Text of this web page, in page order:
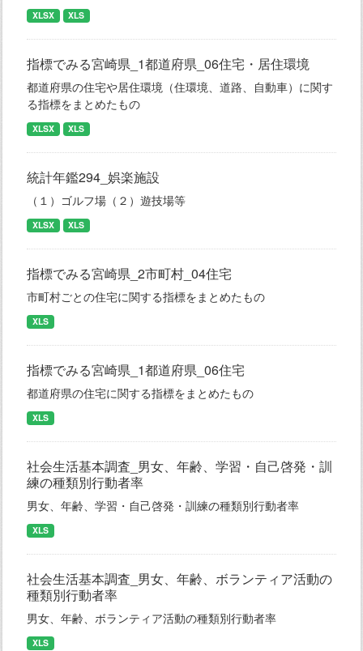
XLSX XLS
指標でみる宮崎県_1都道府県_06住宅・居住環境
都道府県の住宅や居住環境（住環境、道路、自動車）に関す
る指標をまとめたもの
XLSX XLS
統計年鑑294_娯楽施設
（１）ゴルフ場（２）遊技場等
XLSX XLS
指標でみる宮崎県_2市町村_04住宅
市町村ごとの住宅に関する指標をまとめたもの
XLS
指標でみる宮崎県_1都道府県_06住宅
都道府県の住宅に関する指標をまとめたもの
XLS
社会生活基本調査_男女、年齢、学習・自己啓発・訓
練の種類別行動者率
男女、年齢、学習・自己啓発・訓練の種類別行動者率
XLS
社会生活基本調査_男女、年齢、ボランティア活動の
種類別行動者率
男女、年齢、ボランティア活動の種類別行動者率
XLS